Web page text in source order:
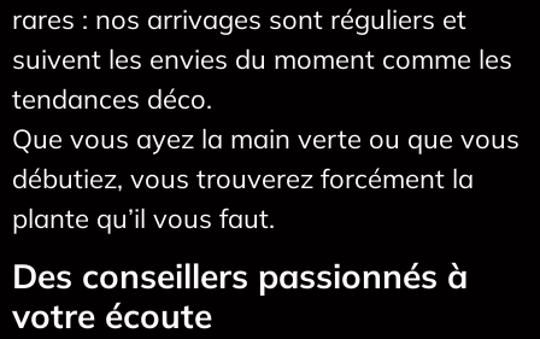
rares : nos arrivages sont réguliers et
suivent les envies du moment comme les
tendances déco.
Que vous ayez la main verte ou que vous
débutiez, vous trouverez forcément la
plante qu’il vous faut.
Des conseillers passionnés à
votre écoute